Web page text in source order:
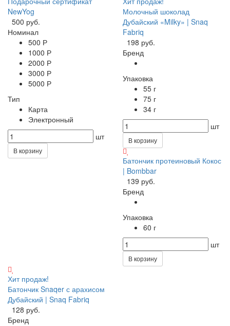
NewYog
500 руб.
Номинал
500 Р
1000 Р
2000 Р
3000 Р
5000 Р
Тип
Карта
Электронный
шт
В корзину
Молочный шоколад
Дубайский «Milky» | Snaq
Fabriq
198 руб.
Бренд
Упаковка
55 г
75 г
34 г
шт
В корзину
Батончик протеиновый Кокос
| Bombbar
139 руб.
Бренд
Упаковка
60 г
шт
В корзину
Хит продаж!
Батончик Snaqer с арахисом
Дубайский | Snaq Fabriq
128 руб.
Бренд